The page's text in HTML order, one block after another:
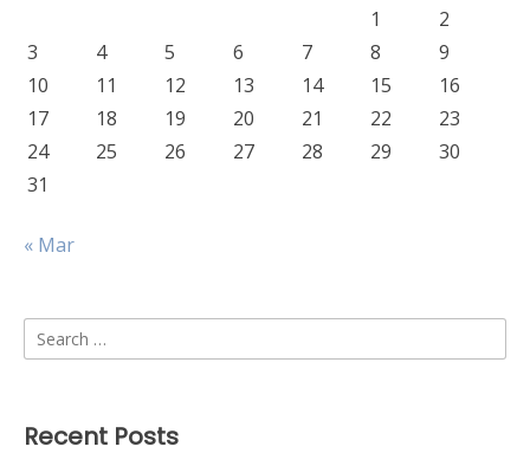
1
2
3
4 5 6 7 8
9
10
11 12 13 14 15
16
17
18 19 20 21 22
23
24
25 26 27 28 29
30
31
« Mar
Search
for:
Recent Posts